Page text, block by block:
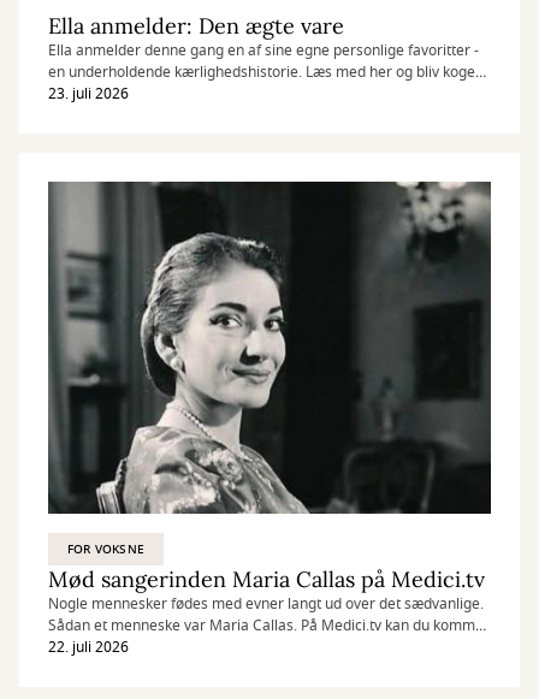
Ella anmelder: Den ægte vare
Ella anmelder denne gang en af sine egne personlige favoritter -
en underholdende kærlighedshistorie. Læs med her og bliv kogere
på bogen, som Ella giver hele seks ud af seks stjerner.
23. juli 2026
FOR VOKSNE
Mød sangerinden Maria Callas på Medici.tv
Nogle mennesker fødes med evner langt ud over det sædvanlige.
Sådan et menneske var Maria Callas. På Medici.tv kan du komme
helt tæt på den græsk-amerikanske operastjerne.
22. juli 2026